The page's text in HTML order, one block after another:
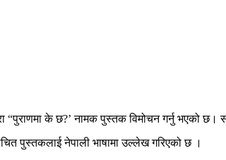
“पुराणमा के छ?’ नामक पुस्तक विमोचन गर्नु भएको
पुस्तकलाई नेपाली भाषामा उल्लेख गरिएको छ ।